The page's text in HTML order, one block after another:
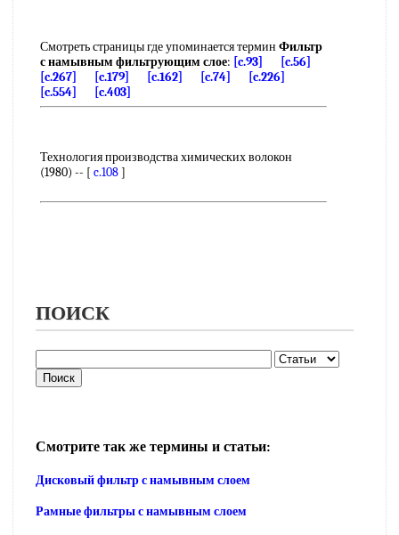
Смотреть страницы где упоминается термин Фильтр
с намывным фильтрующим слое: [c.93]
[c.56]
[c.267]
[c.179] [c.162] [c.74]
[c.226]
[c.554]
[c.403]
Технология производства химических волокон
(1980) -- [ c.108]
ПОИСК
Смотрите так же термины и статьи:
Дисковый фильтр с намывным слоем
Рамные фильтры с намывным слоем